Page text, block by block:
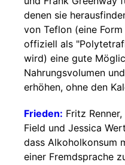
denen sie
von Teflon (eine
offiziell als
wird) eine gute
Nahrungsvolumen
erhöhen, ohne den
Frieden: Fritz
Field und Jessica
dass Alkoholkonsum
einer Fremdsprache